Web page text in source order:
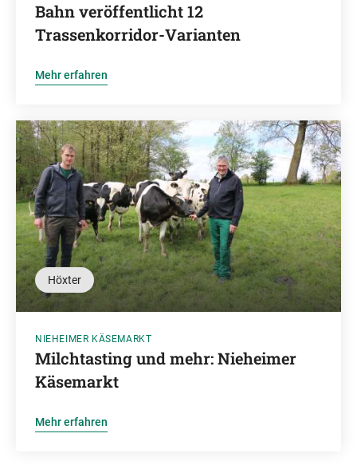
Bahn veröffentlicht 12
Trassenkorridor-Varianten
Mehr erfahren
Höxter
NIEHEIMER KÄSEMARKT
Milchtasting und mehr: Nieheimer
Käsemarkt
Mehr erfahren